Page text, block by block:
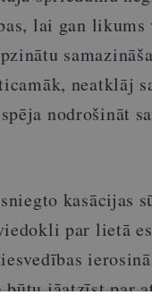
lai gan
neatklāj
nodrošināt
kasācijas
par lietā
būtu jāatzīst par